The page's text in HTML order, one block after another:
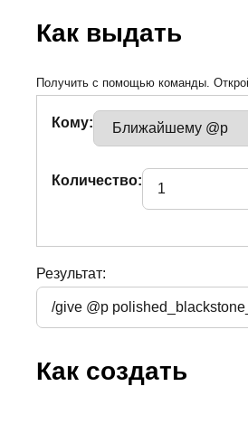
Как выдать
Получить с помощью команды.
Кому:
Количество:
Результат:
Как создать